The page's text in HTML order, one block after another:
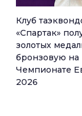
Клуб
«Спартак»
золотых
бронзовую на
Чемпионате
2026